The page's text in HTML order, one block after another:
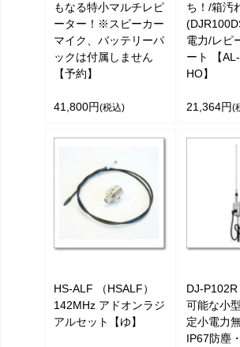
もなる特小マルチレピ
ーター！※スピーカー
マイク、バッテリーパ
ックは付属しません
【予約】
41,800円(税込)
ち！/箱汚
電力/レピ
ート 【
HO】
21,364円(
HS-ALF （HSALF）
142MHz アドオンラジ
アルセット【ゆ】
DJ-
可能な小
定小電力
IP67防塵